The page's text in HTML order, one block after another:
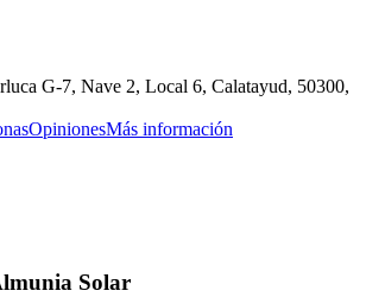
G-7, Nave 2, Local 6, Calatayud, 50300,
OpinionesMás información
Solar